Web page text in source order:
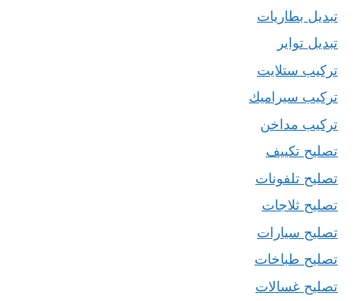
تبديل بطاريات
تبديل تواير
تركيب ستلايت
تركيب سيراميك
تركيب مداخن
تصليح تكييف
تصليح تلفونات
تصليح ثلاجات
تصليح سيارات
تصليح طباخات
تصليح غسالات